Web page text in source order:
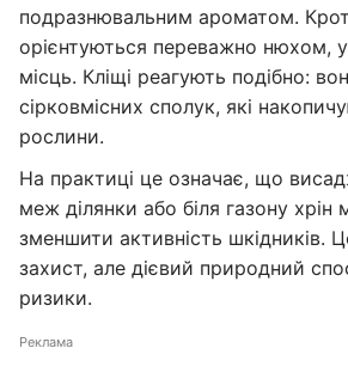
подразнювальним ароматом.
орієнтуються переважно нюхом,
місць. Кліщі реагують подібно:
сірковмісних сполук, які
рослини.
На практиці це означає, що
меж ділянки або біля газону хрін
зменшити активність шкідників.
захист, але дієвий природний
ризики.
Реклама